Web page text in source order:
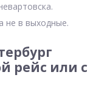
не в выходные.
рейс или с